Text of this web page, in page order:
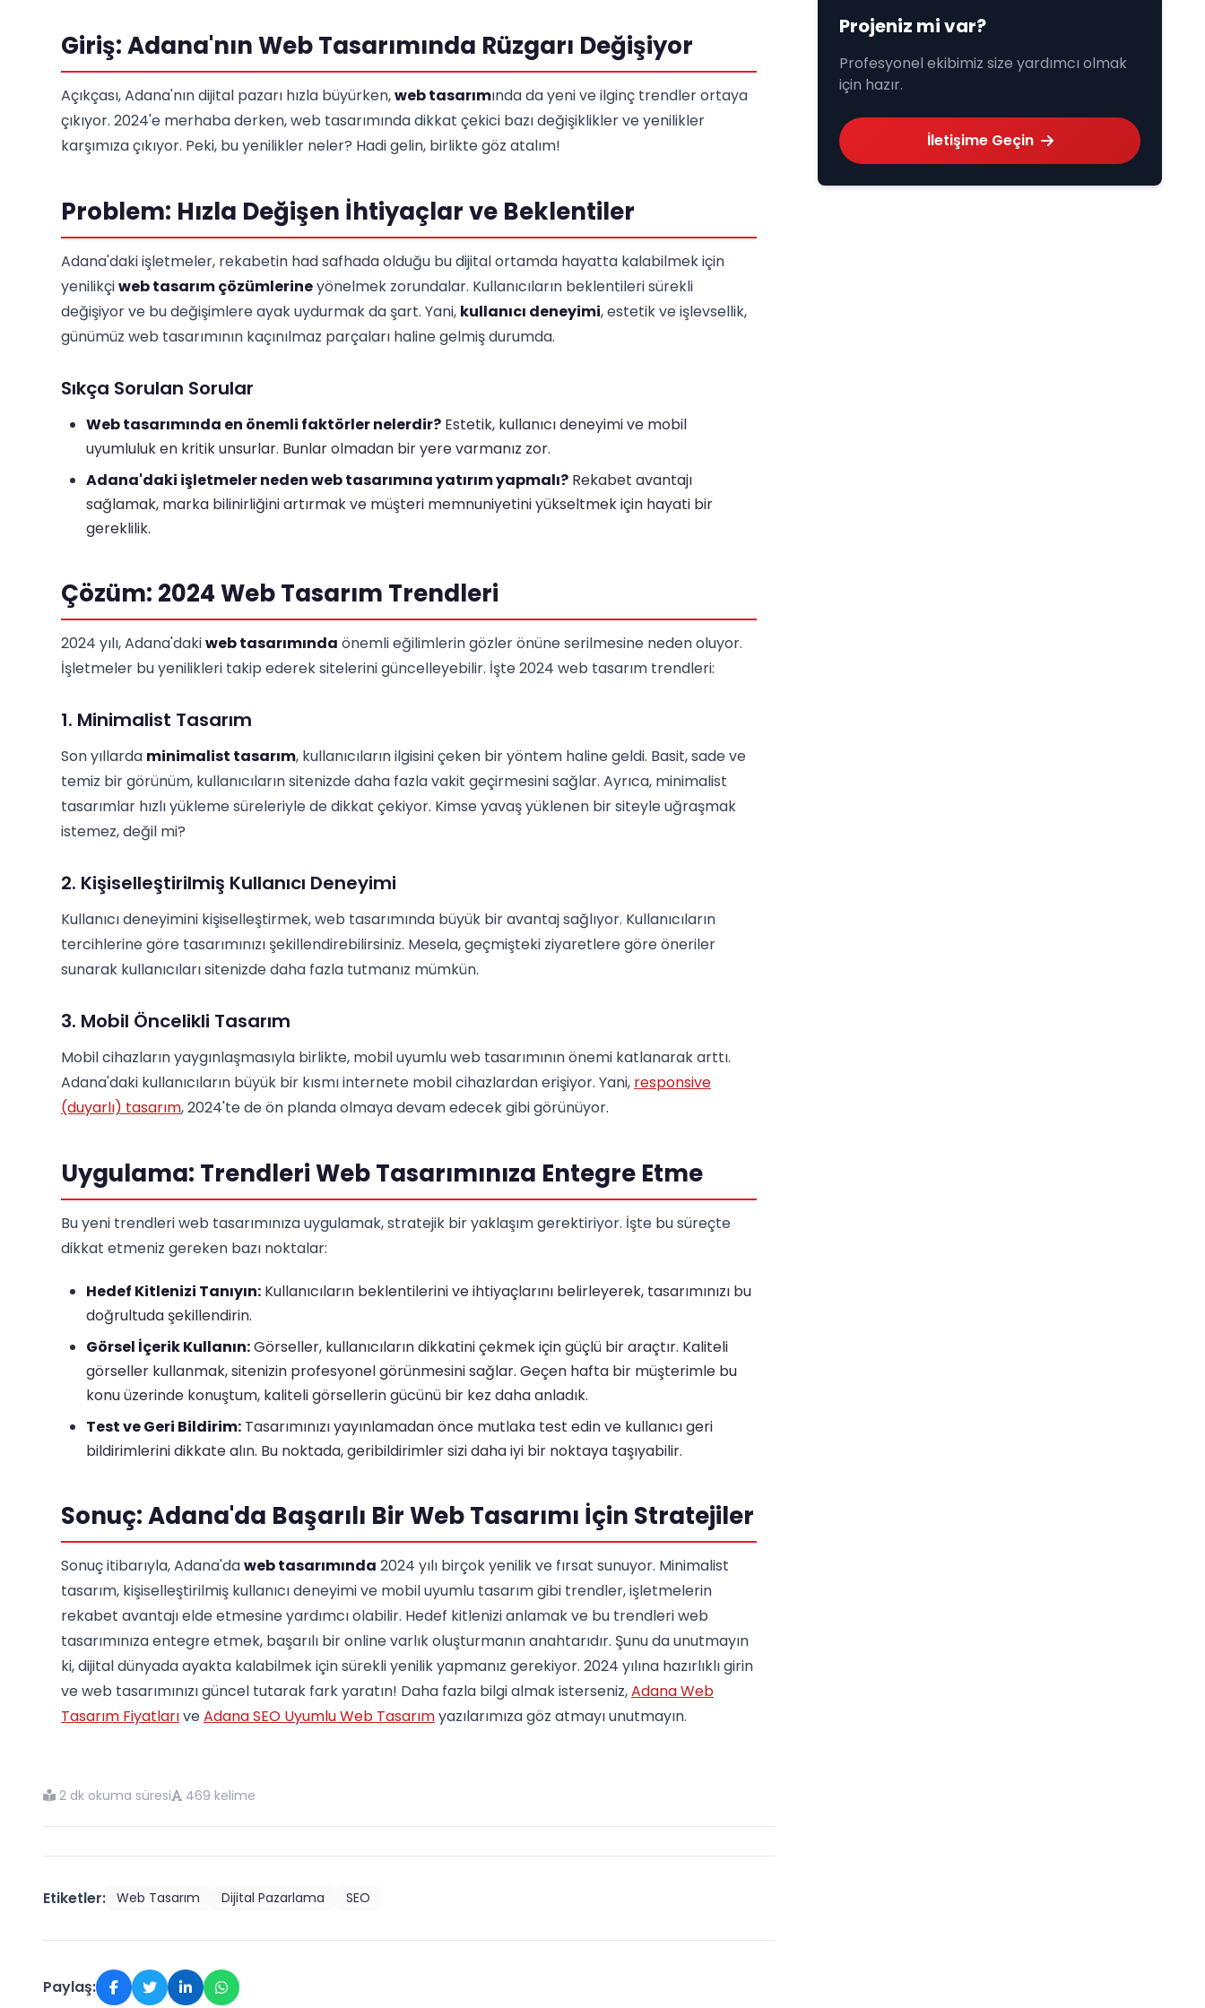
Giriş: Adana'nın Web Tasarımında Rüzgarı Değişiyor
Açıkçası, Adana'nın dijital pazarı hızla büyürken,web tasarımında da yeni ve ilginç trendler ortaya
çıkıyor. 2024'e merhaba derken, web tasarımında dikkat çekici bazı değişiklikler ve yenilikler
karşımıza çıkıyor. Peki, bu yenilikler neler? Hadi gelin, birlikte göz atalım!
Problem: Hızla Değişen İhtiyaçlar ve Beklentiler
Adana'daki işletmeler, rekabetin had safhada olduğu bu dijital ortamda hayatta kalabilmek için
yenilikçiweb tasarım çözümlerineyönelmek zorundalar. Kullanıcıların beklentileri sürekli
değişiyor ve bu değişimlere ayak uydurmak da şart. Yani, kullanıcı deneyimi, estetik ve işlevsellik,
günümüz web tasarımının kaçınılmaz parçaları haline gelmiş durumda.
Sıkça Sorulan Sorular
Web tasarımında en önemli faktörler nelerdir? Estetik, kullanıcı deneyimi ve mobil
uyumluluk en kritik unsurlar. Bunlar olmadan bir yere varmanız zor.
Adana'daki işletmeler neden web tasarımına yatırım yapmalı? Rekabet avantajı
sağlamak, marka bilinirliğini artırmak ve müşteri memnuniyetini yükseltmek için hayati bir
gereklilik.
Çözüm: 2024 Web Tasarım Trendleri
2024 yılı, Adana'dakiweb tasarımında önemli eğilimlerin gözler önüne serilmesine neden oluyor.
İşletmeler bu yenilikleri takip ederek sitelerini güncelleyebilir. İşte 2024 web tasarım trendleri:
1. Minimalist Tasarım
Son yıllarda minimalist tasarım, kullanıcıların ilgisini çeken bir yöntem haline geldi. Basit, sade ve
temiz bir görünüm, kullanıcıların sitenizde daha fazla vakit geçirmesini sağlar. Ayrıca, minimalist
tasarımlar hızlı yükleme süreleriyle de dikkat çekiyor. Kimse yavaş yüklenen bir siteyle uğraşmak
istemez, değil mi?
2. Kişiselleştirilmiş Kullanıcı Deneyimi
Kullanıcı deneyimini kişiselleştirmek, web tasarımında büyük bir avantaj sağlıyor. Kullanıcıların
tercihlerine göre tasarımınızı şekillendirebilirsiniz. Mesela, geçmişteki ziyaretlere göre öneriler
sunarak kullanıcıları sitenizde daha fazla tutmanız mümkün.
3. Mobil Öncelikli Tasarım
Mobil cihazların yaygınlaşmasıyla birlikte, mobil uyumlu web tasarımının önemi katlanarak arttı.
Adana'daki kullanıcıların büyük bir kısmı internete mobil cihazlardan erişiyor. Yani, responsive
(duyarlı) tasarım, 2024'te de ön planda olmaya devam edecek gibi görünüyor.
Uygulama: Trendleri Web Tasarımınıza Entegre Etme
Bu yeni trendleri web tasarımınıza uygulamak, stratejik bir yaklaşım gerektiriyor. İşte bu süreçte
dikkat etmeniz gereken bazı noktalar:
Hedef Kitlenizi Tanıyın: Kullanıcıların beklentilerini ve ihtiyaçlarını belirleyerek, tasarımınızı bu
doğrultuda şekillendirin.
Görsel İçerik Kullanın:Görseller, kullanıcıların dikkatini çekmek için güçlü bir araçtır. Kaliteli
görseller kullanmak, sitenizin profesyonel görünmesini sağlar. Geçen hafta bir müşterimle bu
konu üzerinde konuştum, kaliteli görsellerin gücünü bir kez daha anladık.
Test ve Geri Bildirim: Tasarımınızı yayınlamadan önce mutlaka test edin ve kullanıcı geri
bildirimlerini dikkate alın. Bu noktada, geribildirimler sizi daha iyi bir noktaya taşıyabilir.
Sonuç: Adana'da Başarılı Bir Web Tasarımı İçin Stratejiler
Sonuç itibarıyla, Adana'daweb tasarımında 2024 yılı birçok yenilik ve fırsat sunuyor. Minimalist
tasarım, kişiselleştirilmiş kullanıcı deneyimi ve mobil uyumlu tasarım gibi trendler, işletmelerin
rekabet avantajı elde etmesine yardımcı olabilir. Hedef kitlenizi anlamak ve bu trendleri web
tasarımınıza entegre etmek, başarılı bir online varlık oluşturmanın anahtarıdır. Şunu da unutmayın
ki, dijital dünyada ayakta kalabilmek için sürekli yenilik yapmanız gerekiyor. 2024 yılına hazırlıklı girin
ve web tasarımınızı güncel tutarak fark yaratın! Daha fazla bilgi almak isterseniz,Adana Web
Tasarım FiyatlarıveAdana SEO Uyumlu Web Tasarımyazılarımıza göz atmayı unutmayın.
2 dk okuma süresi 469 kelime
Etiketler: Web Tasarım Dijital Pazarlama SEO
Paylaş:
Projeniz mi var?
Profesyonel ekibimiz size yardımcı olmak
için hazır.
İletişime Geçin